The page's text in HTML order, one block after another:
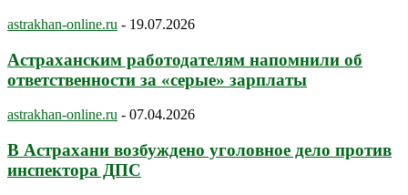
astrakhan-online.ru - 19.07.2026
Астраханским работодателям напомнили об
ответственности за «серые» зарплаты
astrakhan-online.ru - 07.04.2026
В Астрахани возбуждено уголовное дело против
инспектора ДПС